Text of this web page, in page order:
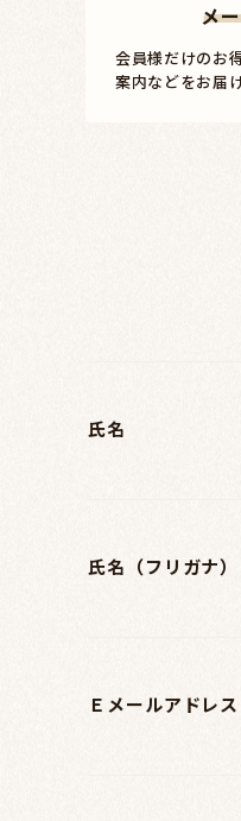
メ
会員様だけのお
案内などをお届
氏名
氏名（フリガナ）
Ｅメールアドレス